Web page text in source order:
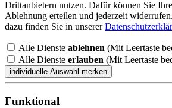
Drittanbietern nutzen. Dafür können Sie
Ablehnung erteilen und jederzeit
dazu finden Sie in unserer
Alle Dienste ablehnen (Mit Leertaste
Alle Dienste erlauben (Mit Leertaste
Funktional